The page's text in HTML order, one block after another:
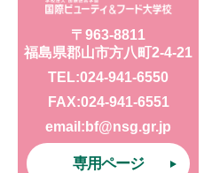
〒963-8811
福島県郡山市方八町2-4-21
TEL:024-941-6550
FAX:024-941-6551
email:bf@nsg.gr.jp
専用ページ